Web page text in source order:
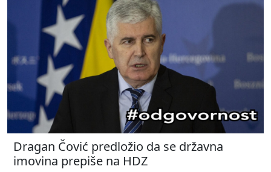
Dragan Čović predložio da se državna
imovina prepiše na HDZ